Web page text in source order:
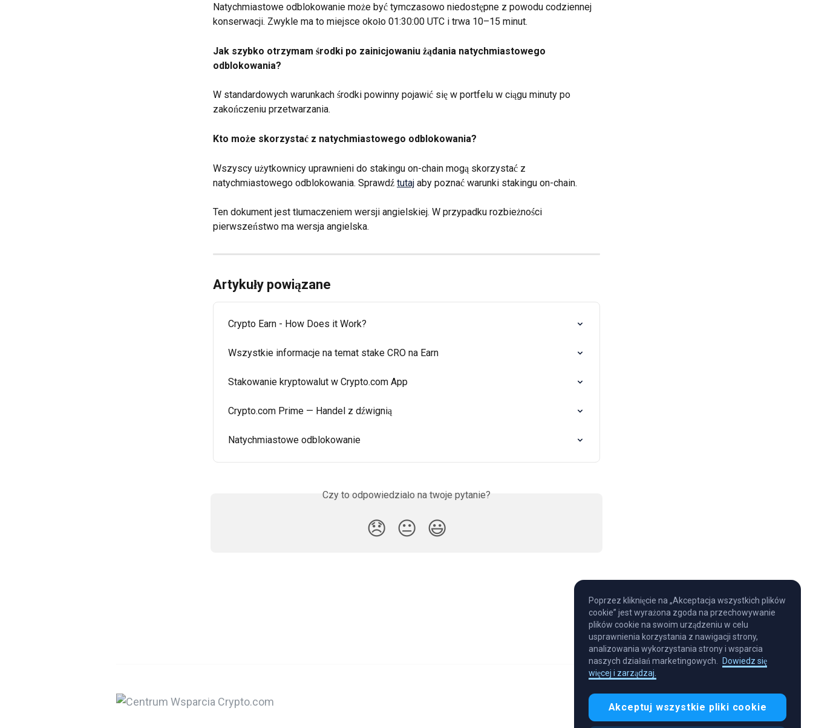
Natychmiastowe odblokowanie może być tymczasowo niedostępne z powodu codziennej
konserwacji. Zwykle ma to miejsce około 01:30:00 UTC i trwa 10–15 minut.
Jak szybko otrzymam środki po zainicjowaniu żądania natychmiastowego
odblokowania?
W standardowych warunkach środki powinny pojawić się w portfelu w ciągu minuty po
zakończeniu przetwarzania.
Kto może skorzystać z natychmiastowego odblokowania?
Wszyscy użytkownicy uprawnieni do stakingu on-chain mogą skorzystać z
natychmiastowego odblokowania. Sprawdź tutaj aby poznać warunki stakingu on-chain.
Ten dokument jest tłumaczeniem wersji angielskiej. W przypadku rozbieżności
pierwszeństwo ma wersja angielska.
Artykuły powiązane
Crypto Earn - How Does it Work?
Wszystkie informacje na temat stake CRO na Earn
Stakowanie kryptowalut w Crypto.com App
Crypto.com Prime — Handel z dźwignią
Natychmiastowe odblokowanie
Czy to odpowiedziało na twoje pytanie?
😞 😐 😃
Poprzez kliknięcie na „Akceptacja wszystkich plików
cookie” jest wyrażona zgoda na przechowywanie
plików cookie na swoim urządzeniu w celu
usprawnienia korzystania z nawigacji strony,
analizowania wykorzystania strony i wsparcia
naszych działań marketingowych.
Dowiedz się
więcej i zarządzaj.
Akceptuj wszystkie pliki cookie